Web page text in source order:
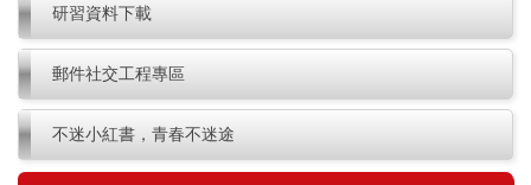
研習資料下載
郵件社交工程專區
不迷小紅書，青春不迷途